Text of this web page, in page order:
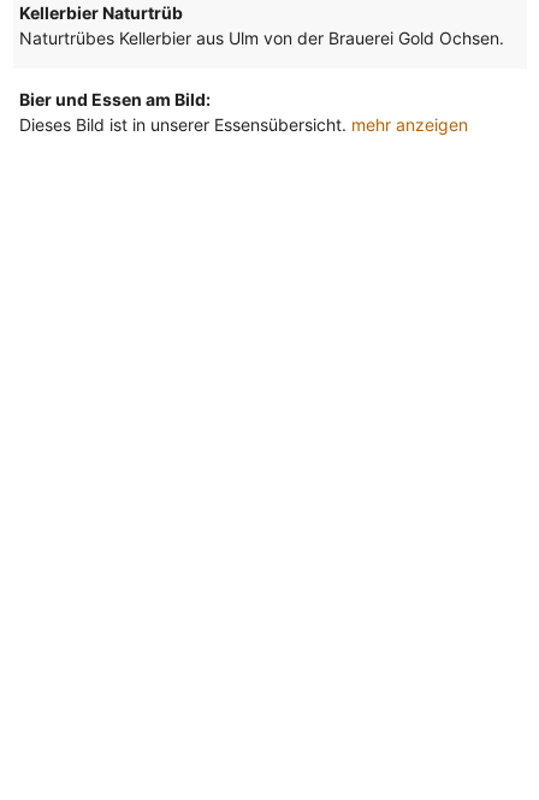
Kellerbier Naturtrüb
Naturtrübes Kellerbier aus Ulm von der Brauerei Gold Ochsen.
Bier und Essen am Bild:
Dieses Bild ist in unserer Essensübersicht. mehr anzeigen